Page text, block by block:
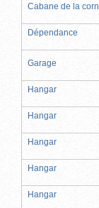
Cabane de la
Dépendance
Garage
Hangar
Hangar
Hangar
Hangar
Hangar